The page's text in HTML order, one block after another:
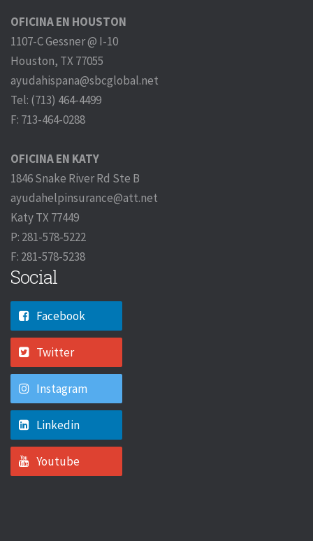
OFICINA EN HOUSTON
1107-C Gessner @ I-10
Houston, TX 77055
ayudahispana@sbcglobal.net
Tel: (713) 464-4499
F: 713-464-0288
OFICINA EN KATY
1846 Snake River Rd Ste B
ayudahelpinsurance@att.net
Katy TX 77449
P: 281-578-5222
F: 281-578-5238
Social
Facebook
Twitter
Instagram
Linkedin
Youtube